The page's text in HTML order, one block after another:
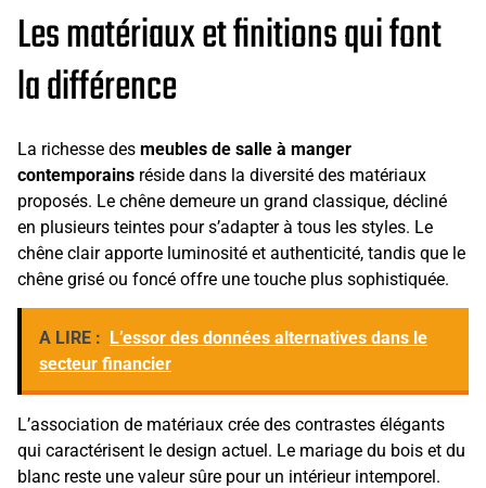
Les matériaux et finitions qui font
la différence
La richesse des meubles de salle à manger
contemporains réside dans la diversité des matériaux
proposés. Le chêne demeure un grand classique, décliné
en plusieurs teintes pour s’adapter à tous les styles. Le
chêne clair apporte luminosité et authenticité, tandis que le
chêne grisé ou foncé offre une touche plus sophistiquée.
A LIRE : L’essor des données alternatives dans le
secteur financier
L’association de matériaux crée des contrastes élégants
qui caractérisent le design actuel. Le mariage du bois et du
blanc reste une valeur sûre pour un intérieur intemporel.